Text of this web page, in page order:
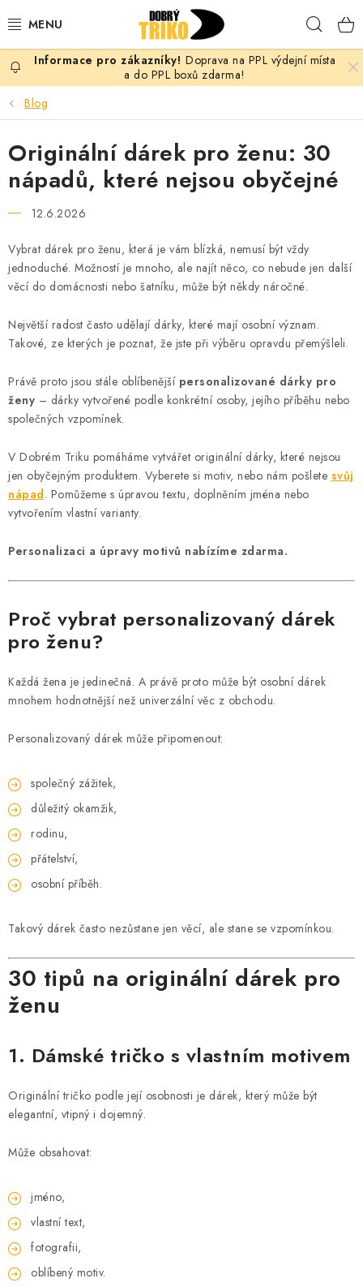
na
PRO ŽENY
PRO MUŽE
PRO DĚTI
DOPLŇKY
VLASTNÍ MOTIV
TRIČKA
OKAMŽITĚ K ODBĚRU
B2B
MÁM SRDCE POMÁHÁM
O nás Časté otázky
Doprava a platba
Obchodní podmínky
Zásady zpracování ochrany osobních údajů
Napište nám
Kontakty
Doprava na PPL výdejní místa
a do PPL boxů zdarma!
Blog
Originální dárek pro ženu: 30
nápadů, které nejsou obyčejné
12.6.2026
Vybrat dárek pro ženu, která je vám blízká, nemusí být vždy
jednoduché. Možností je mnoho, ale najít něco, co nebude jen další
věcí do domácnosti nebo šatníku, může být někdy náročné.
Největší radost často udělají dárky, které mají osobní význam.
Takové, ze kterých je poznat, že jste při výběru opravdu přemýšleli.
Právě proto jsou stále oblíbenější personalizované dárky pro
ženy – dárky vytvořené podle konkrétní osoby, jejího příběhu nebo
společných vzpomínek.
V Dobrém Triku pomáháme vytvářet originální dárky, které nejsou
jen obyčejným produktem. Vyberete si motiv, nebo nám pošlete svůj
nápad. Pomůžeme s úpravou textu, doplněním jména nebo
vytvořením vlastní varianty.
Personalizaci a úpravy motivů nabízíme zdarma.
Proč vybrat personalizovaný dárek
pro ženu?
Každá žena je jedinečná. A právě proto může být osobní dárek
mnohem hodnotnější než univerzální věc z obchodu.
Personalizovaný dárek může připomenout:
společný zážitek,
důležitý okamžik,
rodinu,
přátelství,
osobní příběh.
Takový dárek často nezůstane jen věcí, ale stane se vzpomínkou.
30 tipů na originální dárek pro
ženu
1. Dámské tričko s vlastním motivem
Originální tričko podle její osobnosti je dárek, který může být
elegantní, vtipný i dojemný.
Může obsahovat:
jméno,
vlastní text,
fotografii,
oblíbený motiv.